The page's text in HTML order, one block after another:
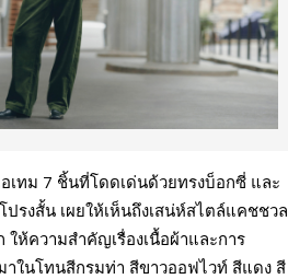
เทม 7 ชิ้นที่โดดเด่นด้วยทรงบ็อกซี่ และ
ปรงสั้น เผยให้เห็นถึงเสน่ห์สไตล์แคชชวล
ห้ความสำคัญเรื่องเนื้อผ้าและการ
าในโทนสีกรมท่า สีขาวออฟไวท์ สีแดง สี